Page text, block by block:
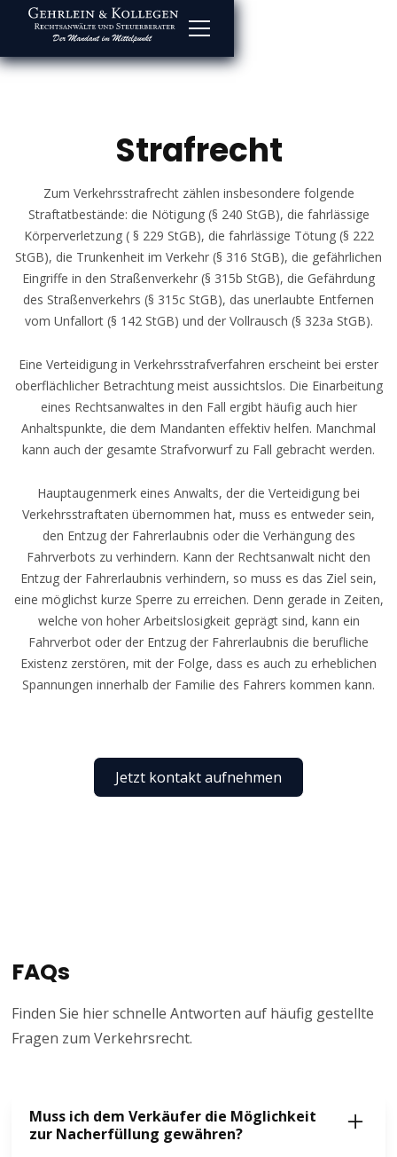
Strafrecht
Zum Verkehrsstrafrecht zählen insbesondere folgende
Straftatbestände: die Nötigung (§ 240 StGB), die fahrlässige
Körperverletzung ( § 229 StGB), die fahrlässige Tötung (§ 222
StGB), die Trunkenheit im Verkehr (§ 316 StGB), die gefährlichen
Eingriffe in den Straßenverkehr (§ 315b StGB), die Gefährdung
des Straßenverkehrs (§ 315c StGB), das unerlaubte Entfernen
vom Unfallort (§ 142 StGB) und der Vollrausch (§ 323a StGB).
Eine Verteidigung in Verkehrsstrafverfahren erscheint bei erster
oberflächlicher Betrachtung meist aussichtslos. Die Einarbeitung
eines Rechtsanwaltes in den Fall ergibt häufig auch hier
Anhaltspunkte, die dem Mandanten effektiv helfen. Manchmal
kann auch der gesamte Strafvorwurf zu Fall gebracht werden.
Hauptaugenmerk eines Anwalts, der die Verteidigung bei
Verkehrsstraftaten übernommen hat, muss es entweder sein,
den Entzug der Fahrerlaubnis oder die Verhängung des
Fahrverbots zu verhindern. Kann der Rechtsanwalt nicht den
Entzug der Fahrerlaubnis verhindern, so muss es das Ziel sein,
eine möglichst kurze Sperre zu erreichen. Denn gerade in Zeiten,
welche von hoher Arbeitslosigkeit geprägt sind, kann ein
Fahrverbot oder der Entzug der Fahrerlaubnis die berufliche
Existenz zerstören, mit der Folge, dass es auch zu erheblichen
Spannungen innerhalb der Familie des Fahrers kommen kann.
Jetzt kontakt aufnehmen
FAQs
Finden Sie hier schnelle Antworten auf häufig gestellte
Fragen zum Verkehrsrecht.
Muss ich dem Verkäufer die Möglichkeit
zur Nacherfüllung gewähren?